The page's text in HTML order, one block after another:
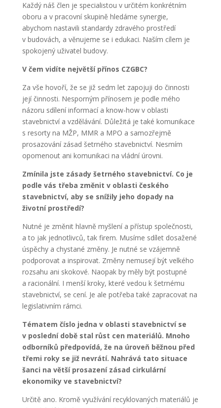
Každý náš člen je specialistou v určitém konkrétním
oboru a v pracovní skupině hledáme synergie,
abychom nastavili standardy zdravého prostředí
v budovách, a věnujeme se i edukaci. Naším cílem je
spokojený uživatel budovy.
V čem vidíte největší přínos CZGBC?
Za vše hovoří, že se již sedm let zapojuji do činnosti
její činnosti. Nesporným přínosem je podle mého
názoru sdílení informací a know-how v oblasti
stavebnictví a vzdělávání. Důležitá je také komunikace
s resorty na MŽP, MMR a MPO a samozřejmě
prosazování zásad šetrného stavebnictví. Nesmím
opomenout ani komunikaci na vládní úrovni.
Zmínila jste zásady šetrného stavebnictví. Co je
podle vás třeba změnit v oblasti českého
stavebnictví, aby se snížily jeho dopady na
životní prostředí?
Nutné je změnit hlavně myšlení a přístup společnosti,
a to jak jednotlivců, tak firem. Musíme sdílet dosažené
úspěchy a chystané změny. Je nutné se vzájemně
podporovat a inspirovat. Změny nemusejí být velkého
rozsahu ani skokové. Naopak by měly být postupné
a racionální. I menší kroky, které vedou k šetrnému
stavebnictví, se cení. Je ale potřeba také zapracovat na
legislativním rámci.
Tématem číslo jedna v oblasti stavebnictví se
v poslední době stal růst cen materiálů. Mnoho
odborníků předpovídá, že na úroveň běžnou před
třemi roky se již nevrátí. Nahrává tato situace
šanci na větší prosazení zásad cirkulární
ekonomiky ve stavebnictví?
Určitě ano. Kromě využívání recyklovaných materiálů je